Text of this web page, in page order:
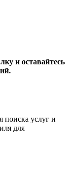
и оставайтесь
поиска услуг и
для